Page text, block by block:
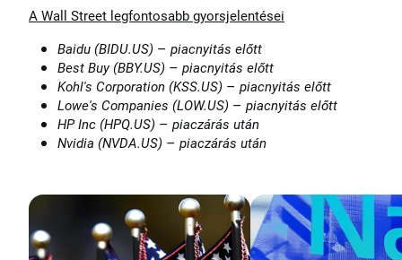
A Wall Street legfontosabb gyorsjelentései
Baidu (BIDU.US) – piacnyitás előtt
Best Buy (BBY.US) – piacnyitás előtt
Kohl's Corporation (KSS.US) – piacnyitás előtt
Lowe's Companies (LOW.US) – piacnyitás előtt
HP Inc (HPQ.US) – piaczárás után
Nvidia (NVDA.US) – piaczárás után